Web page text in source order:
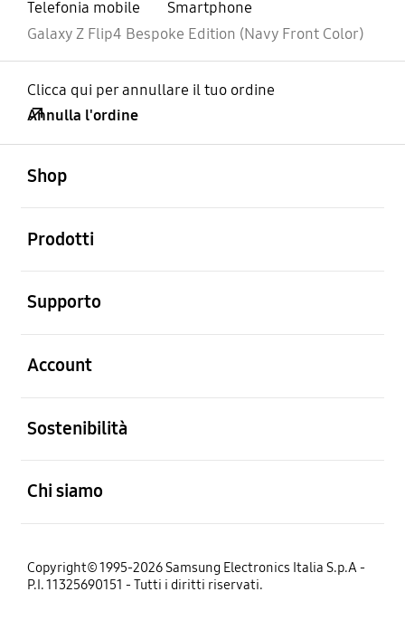
Telefonia mobile
Smartphone
Galaxy Z Flip4 Bespoke Edition (Navy Front Color)
Clicca qui per annullare il tuo ordine
Annulla l'ordine
Shop
Prodotti
Supporto
Account
Sostenibilità
Chi siamo
Copyright© 1995-2026 Samsung Electronics Italia S.p.A -
P.I. 11325690151 - Tutti i diritti riservati.